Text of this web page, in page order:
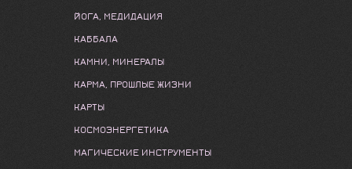
ЙОГА, МЕДИДАЦИЯ
КАББАЛА
КАМНИ, МИНЕРАЛЫ
КАРМА, ПРОШЛЫЕ ЖИЗНИ
КАРТЫ
КОСМОЭНЕРГЕТИКА
МАГИЧЕСКИЕ ИНСТРУМЕНТЫ